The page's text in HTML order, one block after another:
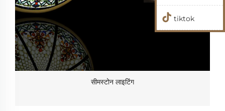
सीमस्टोन लाइटिंग
tiktok